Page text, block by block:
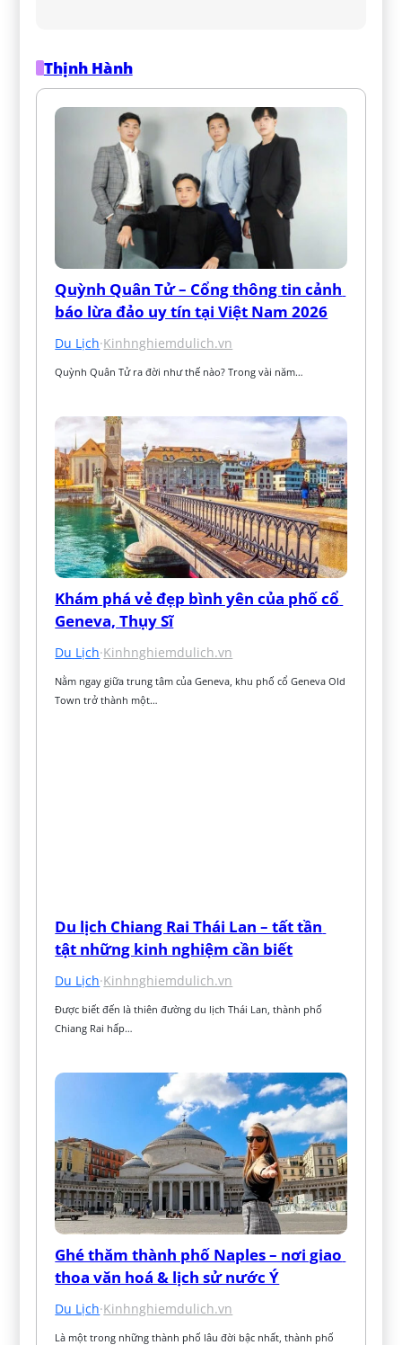
Thịnh Hành
Quỳnh Quân Tử – Cổng thông tin cảnh
báo lừa đảo uy tín tại Việt Nam 2026
Du Lịch·Kinhnghiemdulich.vn
Quỳnh Quân Tử ra đời như thế nào? Trong vài năm…
Khám phá vẻ đẹp bình yên của phố cổ
Geneva, Thụy Sĩ
Du Lịch·Kinhnghiemdulich.vn
Nằm ngay giữa trung tâm của Geneva, khu phố cổ Geneva Old
Town trở thành một…
Du lịch Chiang Rai Thái Lan – tất tần
tật những kinh nghiệm cần biết
Du Lịch·Kinhnghiemdulich.vn
Được biết đến là thiên đường du lịch Thái Lan, thành phố
Chiang Rai hấp…
Ghé thăm thành phố Naples – nơi giao
thoa văn hoá & lịch sử nước Ý
Du Lịch·Kinhnghiemdulich.vn
Là một trong những thành phố lâu đời bậc nhất, thành phố